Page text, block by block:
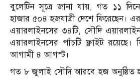
বুলেটিন সূত্রে জানা যায়, গত ১১
হাজার ৫০৪ হজযাত্রী দেশে ফিরেছেন।
এয়ারলাইনসের ৩৪টি, সৌদি
এয়ারলাইনসের পাঁচটি ফ্লাইট রয়েছে।
আগামী ৪ আগস্ট।
গত ৮ জুলাই সৌদি আরবে হজ অনুষ্ঠিত